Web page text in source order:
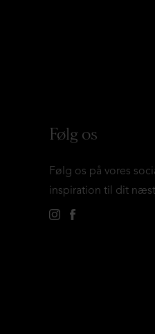
Følg os
Følg os på vores
inspiration til dit